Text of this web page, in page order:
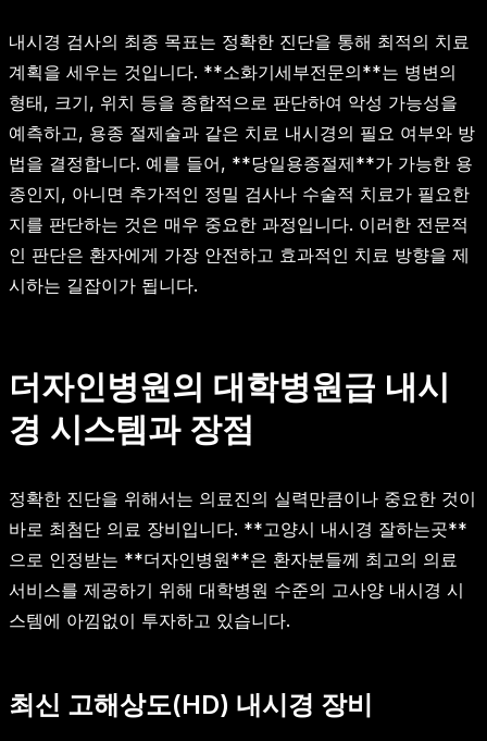
내시경 검사의 최종 목표는 정확한 진단을 통해 최적의 치료
계획을 세우는 것입니다. **소화기세부전문의**는 병변의
형태, 크기, 위치 등을 종합적으로 판단하여 악성 가능성을
예측하고, 용종 절제술과 같은 치료 내시경의 필요 여부와 방
법을 결정합니다. 예를 들어, **당일용종절제**가 가능한 용
종인지, 아니면 추가적인 정밀 검사나 수술적 치료가 필요한
지를 판단하는 것은 매우 중요한 과정입니다. 이러한 전문적
인 판단은 환자에게 가장 안전하고 효과적인 치료 방향을 제
시하는 길잡이가 됩니다.
더자인병원의 대학병원급 내시
경 시스템과 장점
정확한 진단을 위해서는 의료진의 실력만큼이나 중요한 것이
바로 최첨단 의료 장비입니다. **고양시 내시경 잘하는곳**
으로 인정받는 **더자인병원**은 환자분들께 최고의 의료
서비스를 제공하기 위해 대학병원 수준의 고사양 내시경 시
스템에 아낌없이 투자하고 있습니다.
최신 고해상도(HD) 내시경 장비